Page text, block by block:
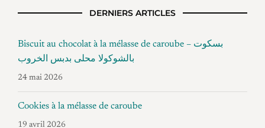
DERNIERS ARTICLES
Biscuit au chocolat à la mélasse de caroube – بسكوت
بالشوكولا محلى بدبس الخروب
24 mai 2026
Cookies à la mélasse de caroube
19 avril 2026